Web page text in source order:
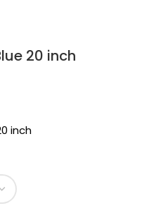
20 inch
inch